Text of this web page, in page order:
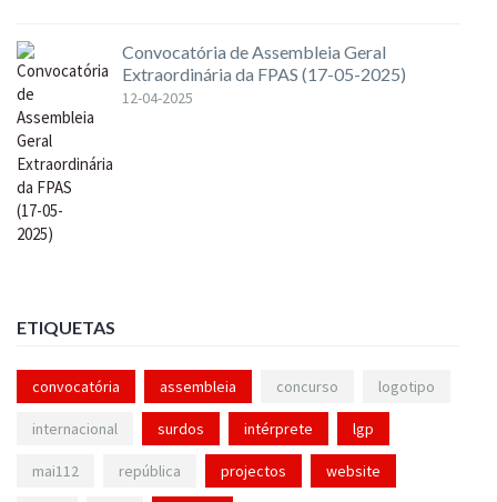
Convocatória de Assembleia Geral
Extraordinária da FPAS (17-05-2025)
12-04-2025
ETIQUETAS
convocatória assembleia concurso logotipo
internacional surdos intérprete lgp
mai112 república projectos website